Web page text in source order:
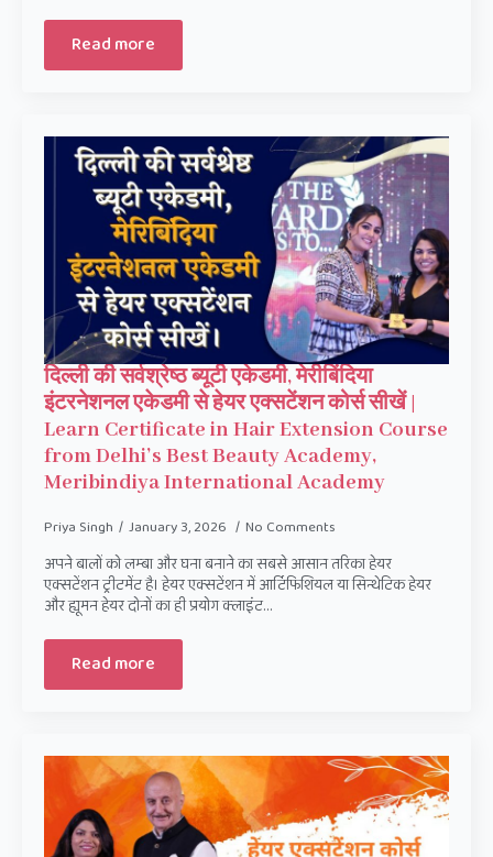
Read more
दिल्ली की सर्वश्रेष्ठ ब्यूटी एकेडमी, मेरीबिंदिया
इंटरनेशनल एकेडमी से हेयर एक्सटेंशन कोर्स सीखें |
Learn Certificate in Hair Extension Course
from Delhi’s Best Beauty Academy,
Meribindiya International Academy
Priya Singh January 3, 2026 No Comments
अपने बालों को लम्बा और घना बनाने का सबसे आसान तरिका हेयर
एक्सटेंशन ट्रीटमेंट है। हेयर एक्सटेंशन में आर्टिफिशियल या सिन्थेटिक हेयर
और ह्यूमन हेयर दोनों का ही प्रयोग क्लाइंट…
Read more